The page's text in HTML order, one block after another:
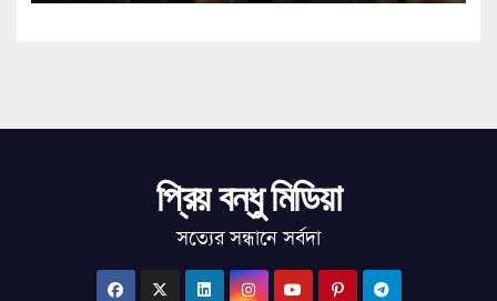
প্রিয় বন্ধু মিডিয়া
সত্যের সন্ধানে সর্বদা